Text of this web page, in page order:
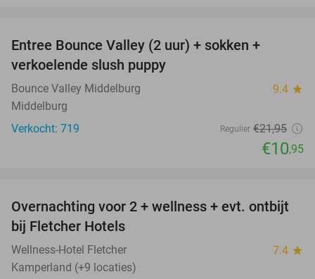
Entree Bounce Valley (2 uur) + sokken +
verkoelende slush puppy
Bounce Valley Middelburg 9.4 star
Middelburg
Verkocht: 719
Regulier €21,95
€10,95
55%
Overnachting voor 2 + wellness + evt. ontbijt
bij Fletcher Hotels
Wellness-Hotel Fletcher 7.4 star
Kamperland (+9 locaties)